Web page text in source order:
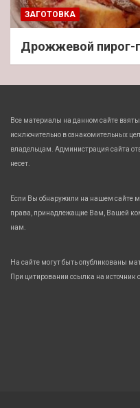
ЗАГОТОВКА
Дрожжевой пирог-
Все материалы на данном сайте
исключительно в ознакомительных
владельцам. Администрация сайта
несет.
Если Вы обнаружили на нашем сайте
права, принадлежащие Вам, Вашей
нам.
На сайте могут быть опубликованы
При цитировании ссылка на источник